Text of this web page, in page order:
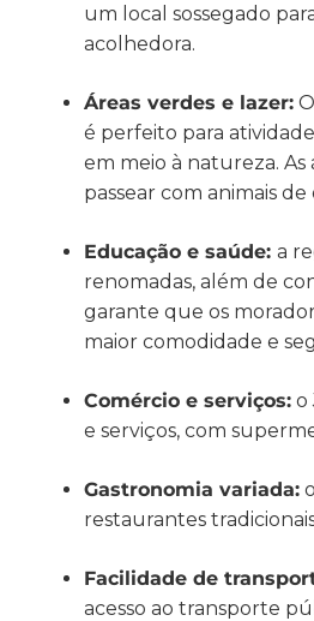
um local sossegado
acolhedora.
Áreas verdes e lazer:
é perfeito para
em meio à natureza. As
passear com animais
Educação e saúde: a
renomadas, além de
garante que os
maior comodidade e
Comércio e serviços: o
e serviços, com
Gastronomia variada:
restaurantes
Facilidade de
acesso ao transporte